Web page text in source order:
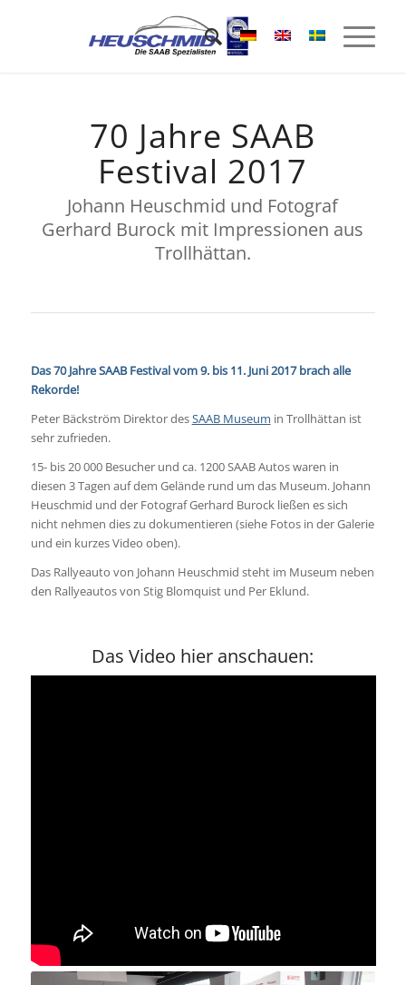
70 Jahre SAAB
Festival 2017
Johann Heuschmid und Fotograf
Gerhard Burock mit Impressionen aus
Trollhättan.
Das 70 Jahre SAAB Festival vom 9. bis 11. Juni 2017 brach alle
Rekorde!
Peter Bäckström Direktor desSAAB Museum in Trollhättan ist
sehr zufrieden.
15- bis 20 000 Besucher und ca. 1200 SAAB Autos waren in
diesen 3 Tagen auf dem Gelände rund um das Museum. Johann
Heuschmid und der Fotograf Gerhard Burock ließen es sich
nicht nehmen dies zu dokumentieren (siehe Fotos in der Galerie
und ein kurzes Video oben).
Das Rallyeauto von Johann Heuschmid steht im Museum neben
den Rallyeautos von Stig Blomquist und Per Eklund.
Das Video hier anschauen: